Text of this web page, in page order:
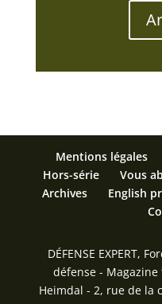
Mentions légales
Hors-série
Vous
Archives
English
DÉFENSE EXPERT,
défense -
Heimdal - 2, rue de la